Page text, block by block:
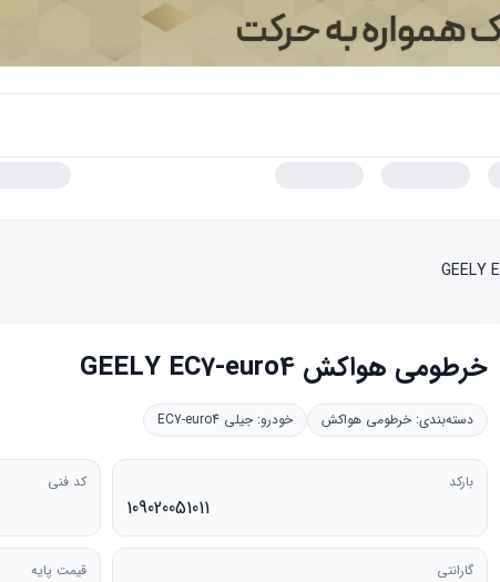
خرطومی هواکش GEELY EC7-euro4
دسته‌بندی:خرطومی هواکش خودرو:جیلی EC7-euro4
بارکد
109020051011
کد فنی
گارانتی قیمت پایه